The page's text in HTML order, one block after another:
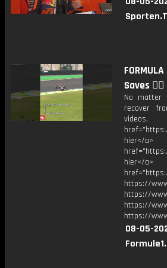
Saves 😮‍💨
No matter
recover
videos,
hier</a>
hier</
https://
https://
https://
https://
08-05-